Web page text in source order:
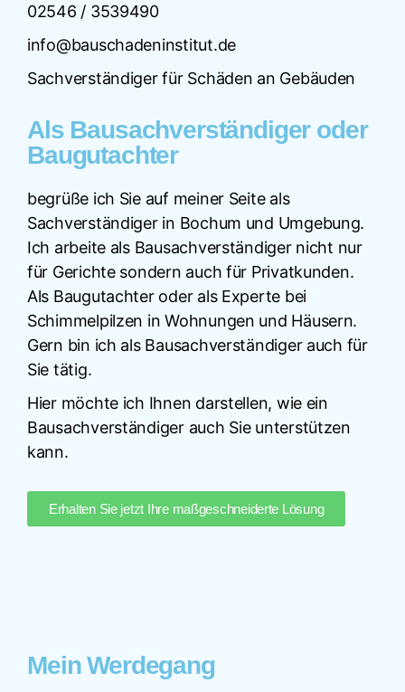
02546 / 3539490
info@bauschadeninstitut.de
Sachverständiger für Schäden an Gebäuden
Als Bausachverständiger oder
Baugutachter
begrüße ich Sie auf meiner Seite als
Sachverständiger in Bochum und Umgebung.
Ich arbeite als Bausachverständiger nicht nur
für Gerichte sondern auch für Privatkunden.
Als Baugutachter oder als Experte bei
Schimmelpilzen in Wohnungen und Häusern.
Gern bin ich als Bausachverständiger auch für
Sie tätig.
Hier möchte ich Ihnen darstellen, wie ein
Bausachverständiger auch Sie unterstützen
kann.
Erhalten Sie jetzt Ihre maßgeschneiderte Lösung
Mein Werdegang